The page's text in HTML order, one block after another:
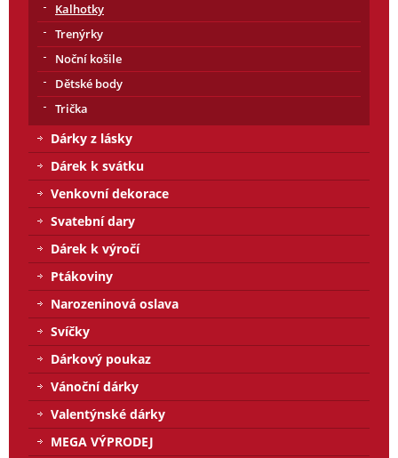
Kalhotky
Trenýrky
Noční košile
Dětské body
Trička
Dárky z lásky
Dárek k svátku
Venkovní dekorace
Svatební dary
Dárek k výročí
Ptákoviny
Narozeninová oslava
Svíčky
Dárkový poukaz
Vánoční dárky
Valentýnské dárky
MEGA VÝPRODEJ